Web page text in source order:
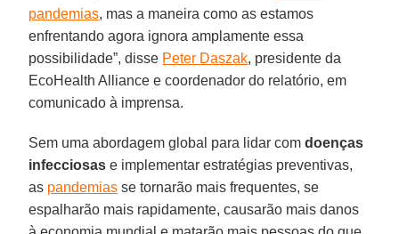
pandemias, mas a maneira como as estamos
enfrentando agora ignora amplamente essa
possibilidade”, disse Peter Daszak, presidente da
EcoHealth Alliance e coordenador do relatório, em
comunicado à imprensa.
Sem uma abordagem global para lidar comdoenças
infecciosas e implementar estratégias preventivas,
as pandemias se tornarão mais frequentes, se
espalharão mais rapidamente, causarão mais danos